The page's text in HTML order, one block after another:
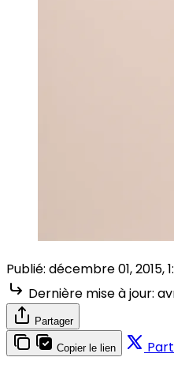
Publié: décembre 01, 2015,
Dernière mise à jour:
Partager
Copier le lien